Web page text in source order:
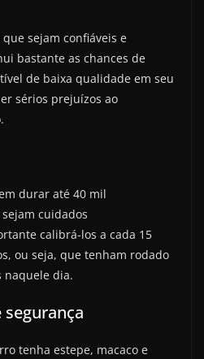
sejam confiáveis e
bastante as chances de
de baixa qualidade em seu
sérios prejuízos ao
durar até 40 mil
cuidados
calibrá-los a cada 15
ou seja, que tenham rodado
naquele dia.
tenha estepe, macaco e